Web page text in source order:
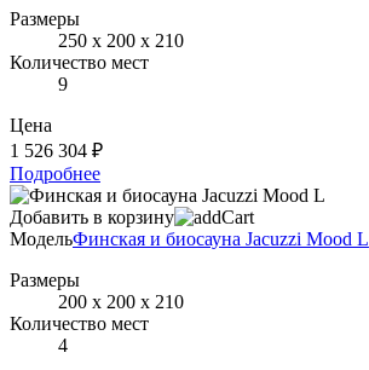
Размеры
250 х 200 х 210
Количество мест
9
Цена
1 526 304 ₽
Подробнее
Добавить в корзину
МодельФинская и биосауна Jacuzzi Mood L
Размеры
200 х 200 х 210
Количество мест
4